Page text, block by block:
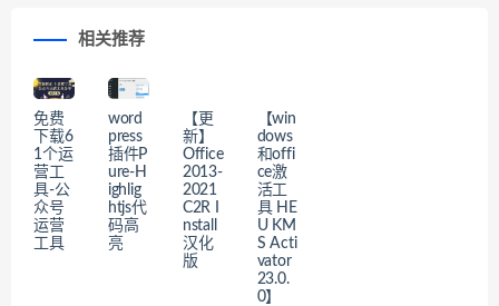
相关推荐
免费
下载6
1个运
营工
具-公
众号
运营
工具
word
press
插件P
ure-H
ighlig
htjs代
码高
亮
【更
新】
Office
2013-
2021
C2R I
nstall
汉化
版
【win
dows
和offi
ce激
活工
具 HE
U KM
S Acti
vator
23.0.
0】